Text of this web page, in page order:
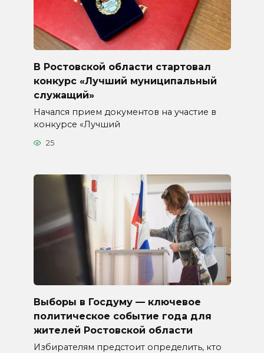
В Ростовской области стартовал
конкурс «Лучший муниципальный
служащий»
Начался прием документов на участие в
конкурсе «Лучший
25
Выборы в Госдуму — ключевое
политическое событие года для
жителей Ростовской области
Избирателям предстоит определить, кто